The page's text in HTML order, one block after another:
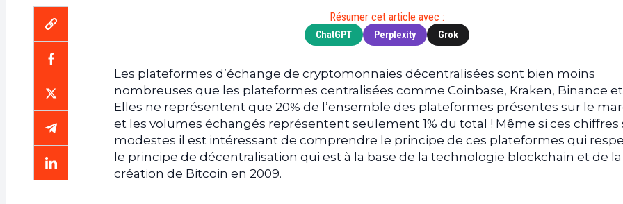
People
Résumer cet article avec :
ChatGPT Perplexity Grok
Les plateformes d’échange de cryptomonnaies décentralisées sont bien moins
nombreuses que les plateformes centralisées comme Coinbase, Kraken, Binance
Elles ne représentent que 20% de l’ensemble des plateformes présentes sur le
et les volumes échangés représentent seulement 1% du total ! Même si ces chiffres
modestes il est intéressant de comprendre le principe de ces plateformes qui
le principe de décentralisation qui est à la base de la technologie blockchain et de la
création de Bitcoin en 2009.